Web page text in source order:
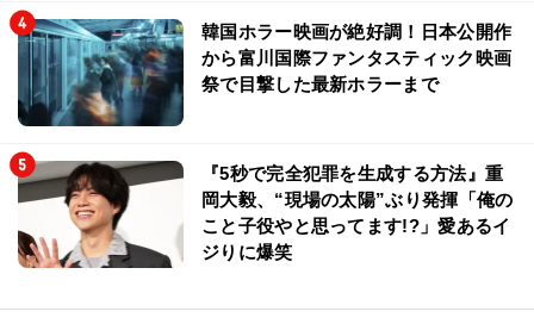
韓国ホラー映画が絶好調！日本公開作
から富川国際ファンタスティック映画
祭で目撃した最新ホラーまで
『5秒で完全犯罪を生成する方法』重
岡大毅、“現場の太陽”ぶり発揮「俺の
こと子役やと思ってます!?」愛あるイ
ジりに爆笑